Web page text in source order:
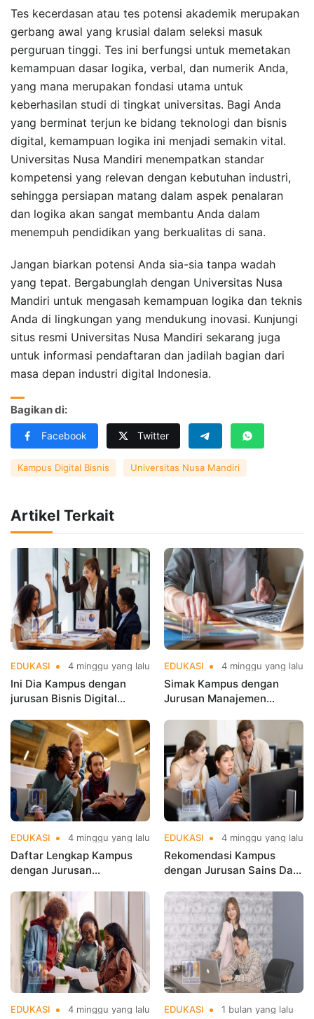
Tes kecerdasan atau tes potensi akademik merupakan
gerbang awal yang krusial dalam seleksi masuk
perguruan tinggi. Tes ini berfungsi untuk memetakan
kemampuan dasar logika, verbal, dan numerik Anda,
yang mana merupakan fondasi utama untuk
keberhasilan studi di tingkat universitas. Bagi Anda
yang berminat terjun ke bidang teknologi dan bisnis
digital, kemampuan logika ini menjadi semakin vital.
Universitas Nusa Mandiri menempatkan standar
kompetensi yang relevan dengan kebutuhan industri,
sehingga persiapan matang dalam aspek penalaran
dan logika akan sangat membantu Anda dalam
menempuh pendidikan yang berkualitas di sana.
Jangan biarkan potensi Anda sia-sia tanpa wadah
yang tepat. Bergabunglah dengan Universitas Nusa
Mandiri untuk mengasah kemampuan logika dan teknis
Anda di lingkungan yang mendukung inovasi. Kunjungi
situs resmi Universitas Nusa Mandiri sekarang juga
untuk informasi pendaftaran dan jadilah bagian dari
masa depan industri digital Indonesia.
Bagikan di:
Facebook Twitter
Kampus Digital Bisnis Universitas Nusa Mandiri
Artikel Terkait
EDUKASI 4 minggu yang lalu
Ini Dia Kampus dengan
jurusan Bisnis Digital
Populer
EDUKASI 4 minggu yang lalu
Simak Kampus dengan
Jurusan Manajemen
Karier Cemerlang
EDUKASI 4 minggu yang lalu
Daftar Lengkap Kampus
dengan Jurusan
Jakarta
EDUKASI 4 minggu yang lalu
Rekomendasi Kampus
dengan Jurusan Sains Data
Jakarta di Era Big Data
EDUKASI 4 minggu yang lalu EDUKASI 1 bulan yang lalu